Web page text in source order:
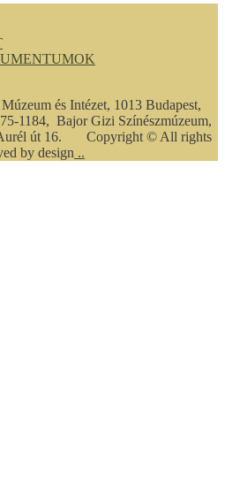
és Intézet, 1013 Budapest,
1184, Bajor Gizi Színészmúzeum,
Aurél út 16. Copyright © All rights
by design ..